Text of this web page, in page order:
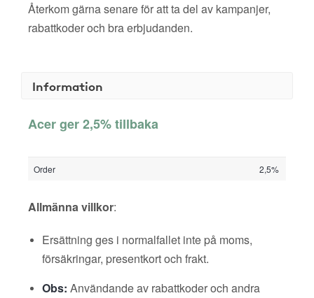
Återkom gärna senare för att ta del av kampanjer,
rabattkoder och bra erbjudanden.
Information
Acer ger 2,5% tillbaka
Order 2,5%
Allmänna villkor:
Ersättning ges i normalfallet inte på moms,
försäkringar, presentkort och frakt.
Obs: Användande av rabattkoder och andra